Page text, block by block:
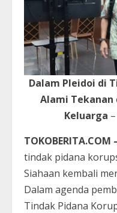
Dalam Pleidoi di
Alami Tekanan
Keluarga –
TOKOBERITA.COM
tindak pidana
Siahaan kembali
Dalam agenda
Tindak Pidana